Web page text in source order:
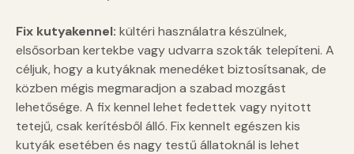
Fix kutyakennel: kültéri használatra készülnek,
elsősorban kertekbe vagy udvarra szokták telepíteni. A
céljuk, hogy a kutyáknak menedéket biztosítsanak, de
közben mégis megmaradjon a szabad mozgást
lehetősége. A fix kennel lehet fedettek vagy nyitott
tetejű, csak kerítésből álló. Fix kennelt egészen kis
kutyák esetében és nagy testű állatoknál is lehet